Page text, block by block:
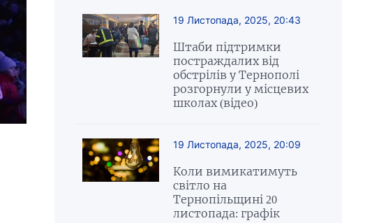
19 Листопада, 2025, 20:43
Штаби підтримки
постраждалих від
обстрілів у Тернополі
розгорнули у місцевих
школах (відео)
19 Листопада, 2025, 20:09
Коли вимикатимуть
світло на
Тернопільщині 20
листопада: графік